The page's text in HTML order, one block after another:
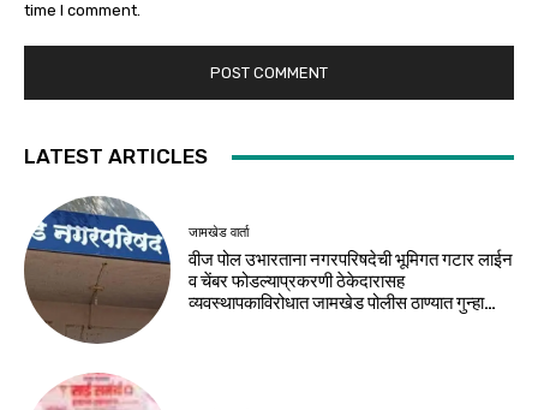
time I comment.
LATEST ARTICLES
जामखेड वार्ता
वीज पोल उभारताना नगरपरिषदेची भूमिगत गटार लाईन
व चेंबर फोडल्याप्रकरणी ठेकेदारासह
व्यवस्थापकाविरोधात जामखेड पोलीस ठाण्यात गुन्हा…